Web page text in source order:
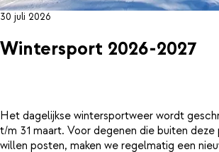
30 juli 2026
Wintersport 2026-2027
Het dagelijkse wintersportweer wordt
t/m 31 maart. Voor degenen die buiten
willen posten, maken we regelmatig een